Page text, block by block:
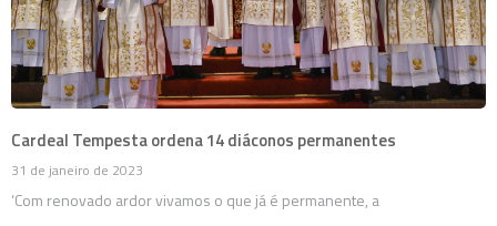
Cardeal Tempesta ordena 14 diáconos permanentes
31 de janeiro de 2023
‘Com renovado ardor vivamos o que já é permanente, a